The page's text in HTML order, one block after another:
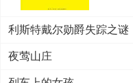
利斯特戴尔勋爵失踪之谜
夜莺山庄